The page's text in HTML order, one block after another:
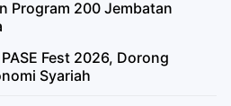
Program 200 Jembatan
Fest 2026, Dorong
Syariah